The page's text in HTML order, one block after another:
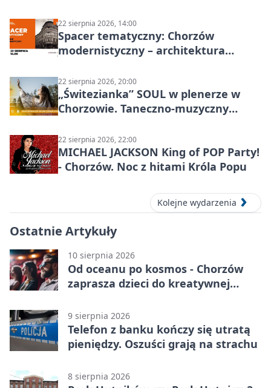
22 sierpnia 2026, 14:00
Spacer tematyczny: Chorzów
modernistyczny – architektura
22 sierpnia 2026, 20:00
„Świtezianka” SOUL w plenerze w
Chorzowie. Taneczno-muzyczny
22 sierpnia 2026, 22:00
MICHAEL JACKSON King of POP Party!
- Chorzów. Noc z hitami Króla Popu
Kolejne wydarzenia
Ostatnie Artykuły
10 sierpnia 2026
Od oceanu po kosmos - Chorzów
zaprasza dzieci do kreatywnej
9 sierpnia 2026
Telefon z banku kończy się utratą
pieniędzy. Oszuści grają na strachu
8 sierpnia 2026